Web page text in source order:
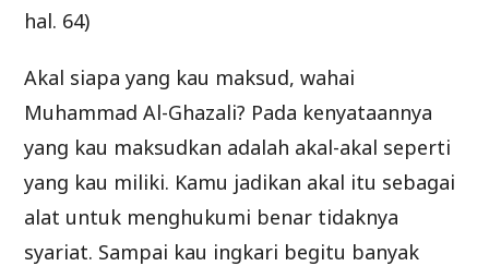
hal. 64)
Akal siapa yang kau maksud, wahai
Muhammad Al-Ghazali? Pada kenyataannya
yang kau maksudkan adalah akal-akal seperti
yang kau miliki. Kamu jadikan akal itu sebagai
alat untuk menghukumi benar tidaknya
syariat. Sampai kau ingkari begitu banyak